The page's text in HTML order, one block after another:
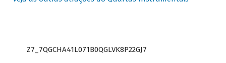
Z7_7QGCHA41L071B0QGLVK8P22GJ7